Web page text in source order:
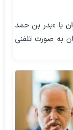
با «بدر بن حمد
به صورت تلفنی